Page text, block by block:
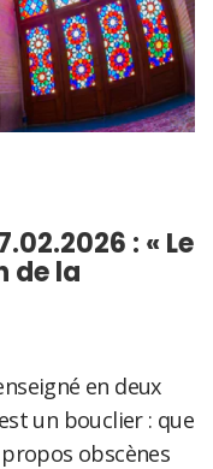
: « Le
de la
un bouclier : que
obscènes